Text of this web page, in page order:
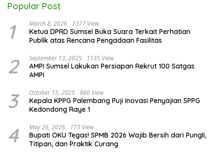
Popular Post
1 March 8, 2026 1377 View
Ketua DPRD Sumsel Buka Suara Terkait Perhatian
Publik atas Rencana Pengadaan Fasilitas
2 September 13, 2025 1135 View
AMPI Sumsel Lakukan Persiapan Rekrut 100 Satgas
AMPI
3 October 15, 2025 860 View
Kepala KPPG Palembang Puji Inovasi Penyajian SPPG
Kedondong Raye 1
4 May 26, 2026 773 View
Bupati OKU Tegas! SPMB 2026 Wajib Bersih dari Pungli,
Titipan, dan Praktik Curang